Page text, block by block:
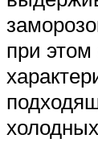
при этом